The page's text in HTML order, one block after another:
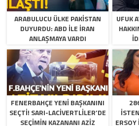
ARABULUCU ÜLKE PAKISTAN
DUYURDU: ABD ILE İRAN
ANLAŞMAYA VARDI
UFUK
FENERBAHÇE YENI BAŞKANINI
SEÇTI! SARI-LACIVERTLILER’DE
SEÇIMIN KAZANANI AZIZ